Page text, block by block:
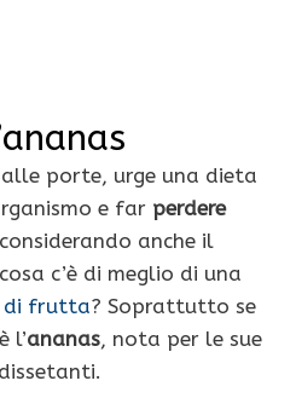
porte, urge una dieta
e far perdere
anche il
c’è di meglio di una
di frutta? Soprattutto se
l’ananas, nota per le sue